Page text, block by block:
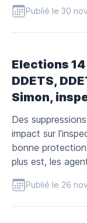
Publié le 30
Elections
DDETS,
Simon,
Des
impact sur
bonne
plus est, les
Publié le 26